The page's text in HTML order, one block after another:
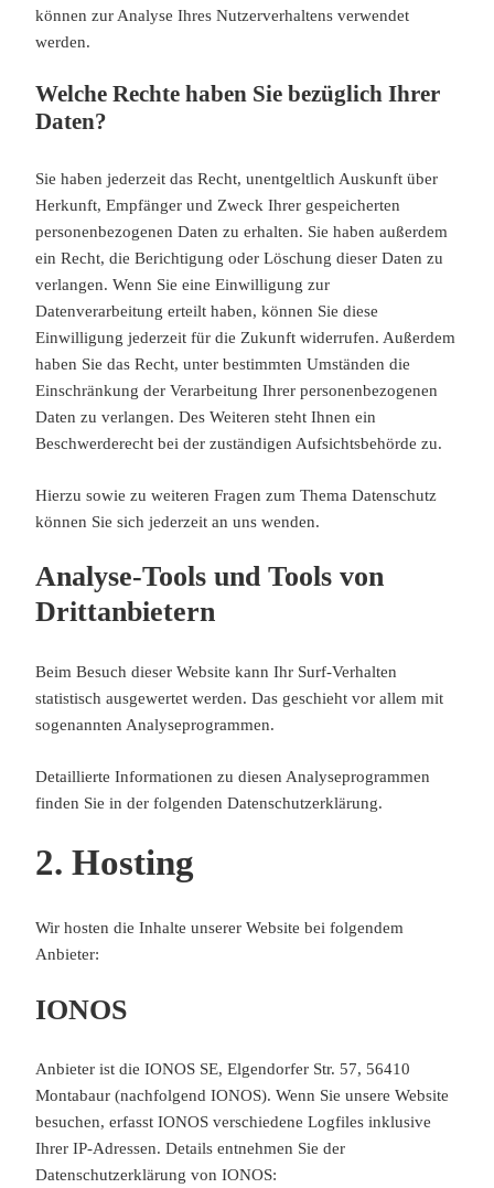
können zur Analyse Ihres Nutzerverhaltens verwendet
werden.
Welche Rechte haben Sie bezüglich Ihrer
Daten?
Sie haben jederzeit das Recht, unentgeltlich Auskunft über
Herkunft, Empfänger und Zweck Ihrer gespeicherten
personenbezogenen Daten zu erhalten. Sie haben außerdem
ein Recht, die Berichtigung oder Löschung dieser Daten zu
verlangen. Wenn Sie eine Einwilligung zur
Datenverarbeitung erteilt haben, können Sie diese
Einwilligung jederzeit für die Zukunft widerrufen. Außerdem
haben Sie das Recht, unter bestimmten Umständen die
Einschränkung der Verarbeitung Ihrer personenbezogenen
Daten zu verlangen. Des Weiteren steht Ihnen ein
Beschwerderecht bei der zuständigen Aufsichtsbehörde zu.
Hierzu sowie zu weiteren Fragen zum Thema Datenschutz
können Sie sich jederzeit an uns wenden.
Analyse-Tools und Tools von
Dritt­anbietern
Beim Besuch dieser Website kann Ihr Surf-Verhalten
statistisch ausgewertet werden. Das geschieht vor allem mit
sogenannten Analyseprogrammen.
Detaillierte Informationen zu diesen Analyseprogrammen
finden Sie in der folgenden Datenschutzerklärung.
2. Hosting
Wir hosten die Inhalte unserer Website bei folgendem
Anbieter:
IONOS
Anbieter ist die IONOS SE, Elgendorfer Str. 57, 56410
Montabaur (nachfolgend IONOS). Wenn Sie unsere Website
besuchen, erfasst IONOS verschiedene Logfiles inklusive
Ihrer IP-Adressen. Details entnehmen Sie der
Datenschutzerklärung von IONOS: